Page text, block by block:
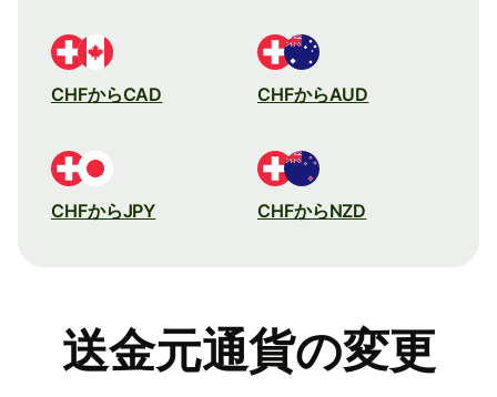
CHFからCAD CHFからAUD
CHFからJPY CHFからNZD
送金元通貨の変更